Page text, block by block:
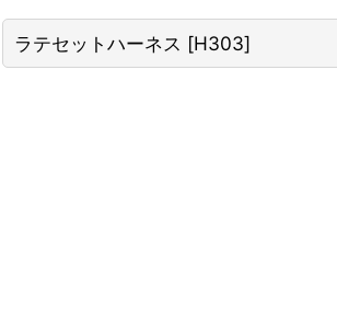
ラテセットハーネス [H303]